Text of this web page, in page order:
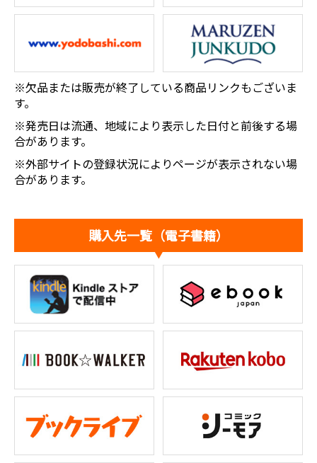
※欠品または販売が終了している商品リンクもございま
す。
※発売日は流通、地域により表示した日付と前後する場
合があります。
※外部サイトの登録状況によりページが表示されない場
合があります。
購入先一覧（電子書籍）